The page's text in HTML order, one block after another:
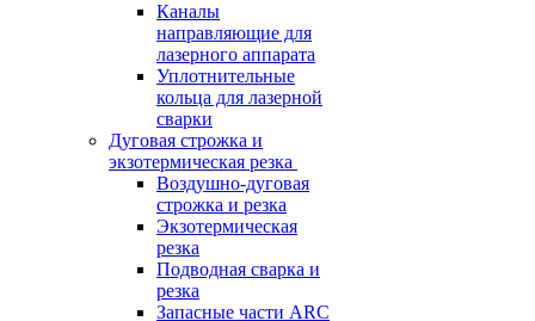
Каналы
направляющие для
лазерного аппарата
Уплотнительные
кольца для лазерной
сварки
Дуговая строжка и
экзотермическая резка
Воздушно-дуговая
строжка и резка
Экзотермическая
резка
Подводная сварка и
резка
Запасные части ARC